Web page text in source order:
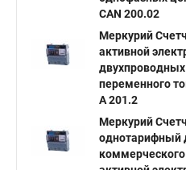
CAN 200.02
Меркурий
активной
двухпроводных
переменного
А 201.2
Меркурий
однотарифный
коммерческого